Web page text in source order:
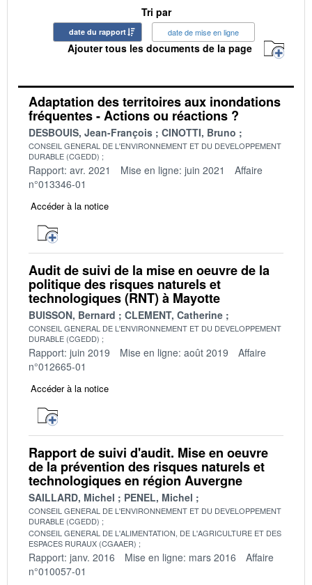
Tri par
date du rapport date de mise en ligne
Ajouter tous les documents de la page
Adaptation des territoires aux inondations
fréquentes - Actions ou réactions ?
DESBOUIS, Jean-François CINOTTI, Bruno
CONSEIL GENERAL DE L'ENVIRONNEMENT ET DU DEVELOPPEMENT
DURABLE (CGEDD)
Rapport: avr. 2021 Mise en ligne: juin 2021
Affaire
n°013346-01
Accéder à la notice
Audit de suivi de la mise en oeuvre de la
politique des risques naturels et
technologiques (RNT) à Mayotte
BUISSON, Bernard CLEMENT, Catherine
CONSEIL GENERAL DE L'ENVIRONNEMENT ET DU DEVELOPPEMENT
DURABLE (CGEDD)
Rapport: juin 2019 Mise en ligne: août 2019
Affaire
n°012665-01
Accéder à la notice
Rapport de suivi d'audit. Mise en oeuvre
de la prévention des risques naturels et
technologiques en région Auvergne
SAILLARD, Michel PENEL, Michel
CONSEIL GENERAL DE L'ENVIRONNEMENT ET DU DEVELOPPEMENT
DURABLE (CGEDD)
CONSEIL GENERAL DE L'ALIMENTATION, DE L'AGRICULTURE ET DES
ESPACES RURAUX (CGAAER)
Rapport: janv. 2016 Mise en ligne: mars 2016
Affaire
n°010057-01